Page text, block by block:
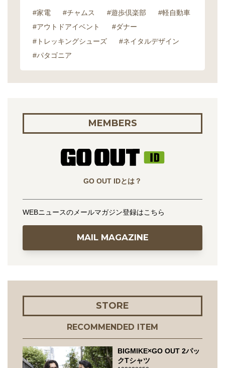
#家電 #チャムス #遊歩倶楽部
#軽自動車
#アウトドアイベント
#ダナー
#トレッキングシューズ
#ネイタルデザイン
#パタゴニア
MEMBERS
GO OUT IDとは？
WEBニュースのメールマガジン登録はこちら
MAIL MAGAZINE
STORE
RECOMMENDED ITEM
BIGMIKE×GO OUT 2パッ
クTシャツ